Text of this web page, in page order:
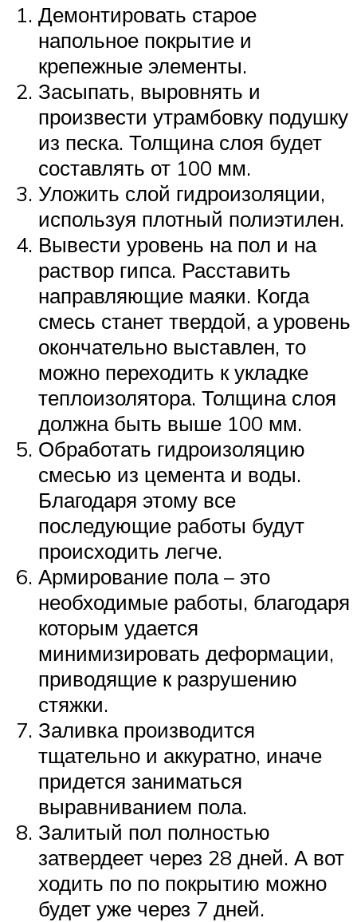
Демонтировать старое
напольное покрытие и
крепежные элементы.
Засыпать, выровнять и
произвести утрамбовку подушку
из песка. Толщина слоя будет
составлять от 100 мм.
Уложить слой гидроизоляции,
используя плотный полиэтилен.
Вывести уровень на пол и на
раствор гипса. Расставить
направляющие маяки. Когда
смесь станет твердой, а уровень
окончательно выставлен, то
можно переходить к укладке
теплоизолятора. Толщина слоя
должна быть выше 100 мм.
Обработать гидроизоляцию
смесью из цемента и воды.
Благодаря этому все
последующие работы будут
происходить легче.
Армирование пола – это
необходимые работы, благодаря
которым удается
минимизировать деформации,
приводящие к разрушению
стяжки.
Заливка производится
тщательно и аккуратно, иначе
придется заниматься
выравниванием пола.
Залитый пол полностью
затвердеет через 28 дней. А вот
ходить по по покрытию можно
будет уже через 7 дней.